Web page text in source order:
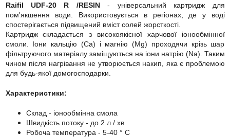
Raifil UDF-20 R /RESIN- універсальний картридж для
пом'якшення води. Використовується в регіонах, де у воді
спостерігається підвищений вміст солей жорсткості.
Картридж складається з високоякісної харчової іонообмінної
смоли. Іони кальцію (Ca) і магнію (Mg) проходячи крізь шар
фільтруючого матеріалу заміщуються на іони натрію (Na). Таким
чином після нагрівання не утворюється накип, яка є проблемою
для будь-якої домогосподарки.
Характеристики:
Склад - іонообмінна смола
Швидкість потоку - до 2 л / хв
Робоча температура - 5-40 ° С